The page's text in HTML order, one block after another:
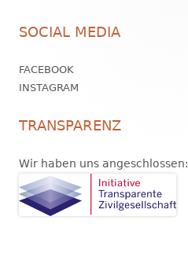
Inhalt
SOCIAL MEDIA
FACEBOOK
INSTAGRAM
TRANSPARENZ
Wir haben uns angeschlossen: